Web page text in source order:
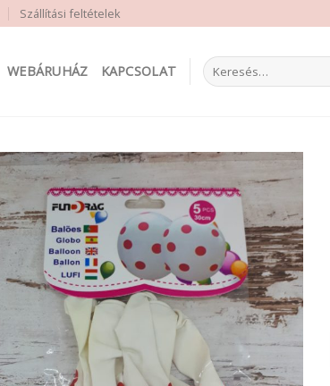
Szállítási feltételek
WEBÁRUHÁZ KAPCSOLAT
Keresés
a